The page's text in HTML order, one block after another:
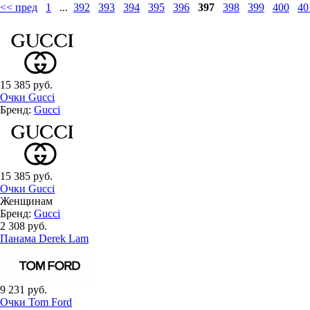
<< пред 1 ... 392 393 394 395 396 397 398 399 400
15 385 руб.
Очки Gucci
Бренд: Gucci
15 385 руб.
Очки Gucci
Женщинам
Бренд: Gucci
2 308 руб.
Панама Derek Lam
9 231 руб.
Очки Tom Ford